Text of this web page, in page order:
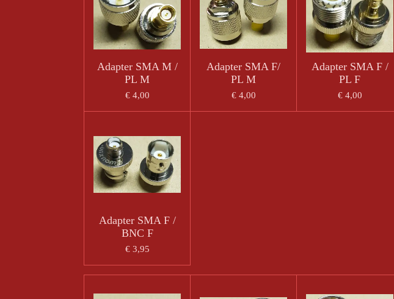
Adapter SMA M /
PL M
€ 4,00
Adapter SMA F/
PL M
€ 4,00
Adapter SMA F /
PL F
€ 4,00
Adapter SMA F /
BNC F
€ 3,95